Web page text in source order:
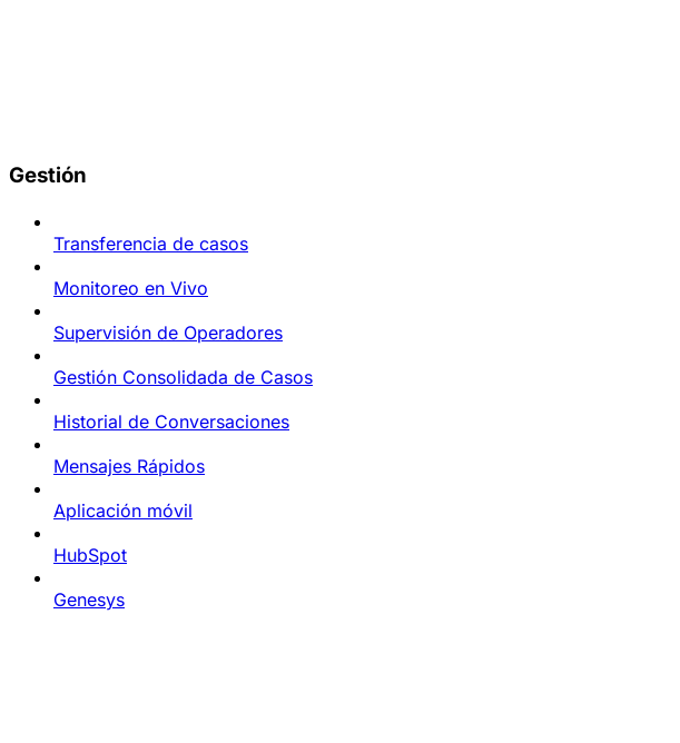
Gestión
Transferencia de casos
Monitoreo en Vivo
Supervisión de Operadores
Gestión Consolidada de Casos
Historial de Conversaciones
Mensajes Rápidos
Aplicación móvil
HubSpot
Genesys